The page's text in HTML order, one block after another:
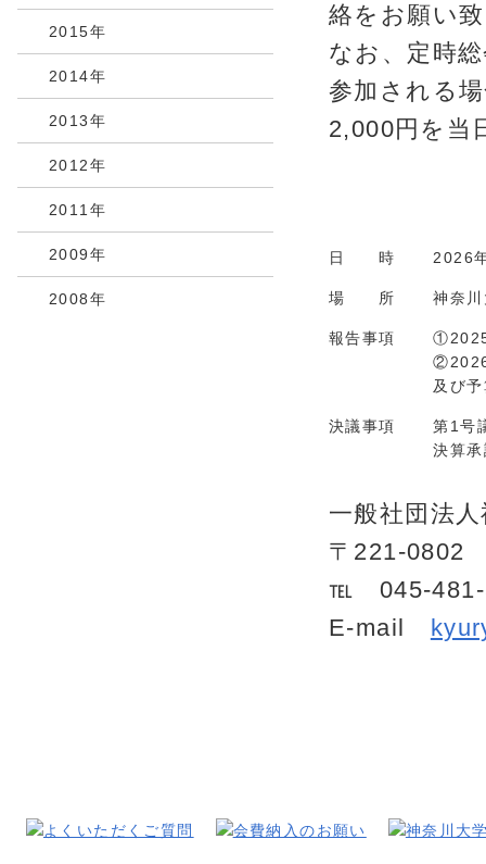
絡をお願い
なお、定時
参加される
2,000円を当
日 時 2026
場 所 神奈
報告事項
①2025
②2026
及び
決議事項
第1号
決算
一般社団法
〒221-0802
℡ 045-481-
E-mail
2015年
2014年
2013年
2012年
2011年
2009年
2008年